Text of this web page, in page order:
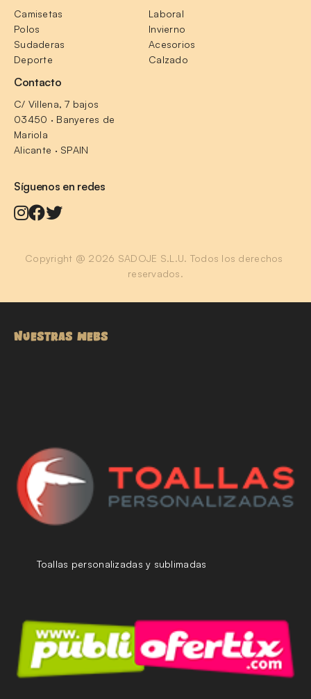
Camisetas
Polos
Sudaderas
Deporte
Laboral
Invierno
Acesorios
Calzado
Contacto
C/ Villena, 7 bajos
03450 · Banyeres de
Mariola
Alicante · SPAIN
Síguenos en redes
Copyright @ 2026 SADOJE S.L.U. Todos los derechos
reservados.
NUESTRAS WEBS
Toallas personalizadas y sublimadas